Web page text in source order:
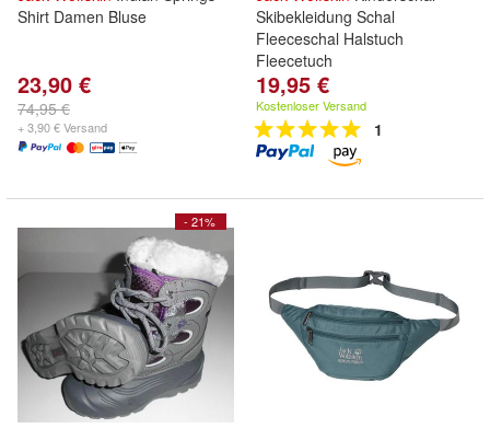
Shirt Damen Bluse
23,90 €
74,95 €
+ 3,90 € Versand
Skibekleidung Schal
Fleeceschal Halstuch
Fleecetuch
19,95 €
Kostenloser Versand
1
- 21%